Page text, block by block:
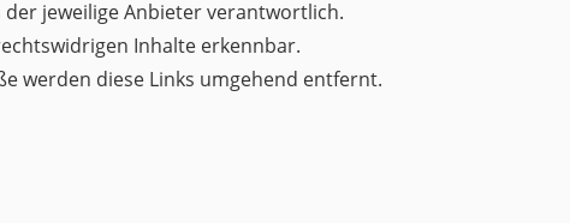
jeweilige Anbieter verantwortlich.
Inhalte erkennbar.
werden diese Links umgehend entfernt.